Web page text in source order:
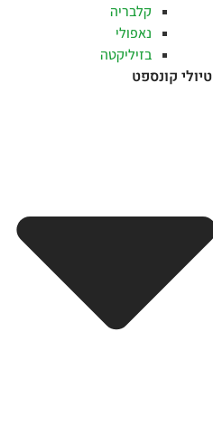
קלבריה
נאפולי
בזיליקטה
טיולי קונספט